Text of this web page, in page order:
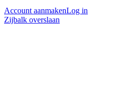
Account aanmakenLog in
Zijbalk overslaan